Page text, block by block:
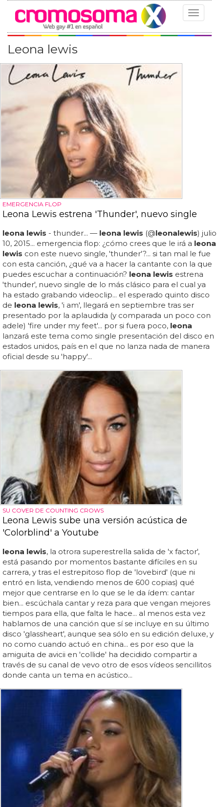
Toggle
Leona lewis
EMERGENCIA FLOP
Leona Lewis estrena 'Thunder', nuevo single
leona lewis - thunder... — leona lewis (@leonalewis) julio
10, 2015... emergencia flop: ¿cómo crees que le irá a leona
lewis con este nuevo single, 'thunder'?... si tan mal le fue
con esta canción, ¿qué va a hacer la cantante con la que
puedes escuchar a continuación? leona lewis estrena
'thunder', nuevo single de lo más clásico para el cual ya
ha estado grabando videoclip... el esperado quinto disco
de leona lewis, 'i am', llegará en septiembre tras ser
presentado por la aplaudida (y comparada un poco con
adele) 'fire under my feet'... por si fuera poco, leona
lanzará este tema como single presentación del disco en
estados unidos, país en el que no lanza nada de manera
oficial desde su 'happy'...
SU COVER DE COUNTING CROWS
Leona Lewis sube una versión acústica de
'Colorblind' a Youtube
leona lewis, la otrora superestrella salida de 'x factor',
está pasando por momentos bastante difíciles en su
carrera, y tras el estrepitoso flop de 'lovebird' (que ni
entró en lista, vendiendo menos de 600 copias) qué
mejor que centrarse en lo que se le da ídem: cantar
bien... escúchala cantar y reza para que vengan mejores
tiempos para ella, que falta le hace... al menos esta vez
hablamos de una canción que sí se incluye en su último
disco 'glassheart', aunque sea sólo en su edición deluxe, y
no como cuando actuó en china... es por eso que la
amiguita de avicii en 'collide' ha decidido compartir a
través de su canal de vevo otro de esos vídeos sencillitos
donde canta un tema en acústico...